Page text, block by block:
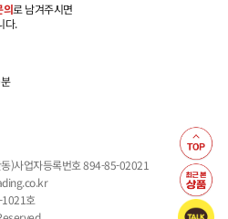
의로 남겨주시면
다.
)사업자등록번호 894-85-02021
1021호